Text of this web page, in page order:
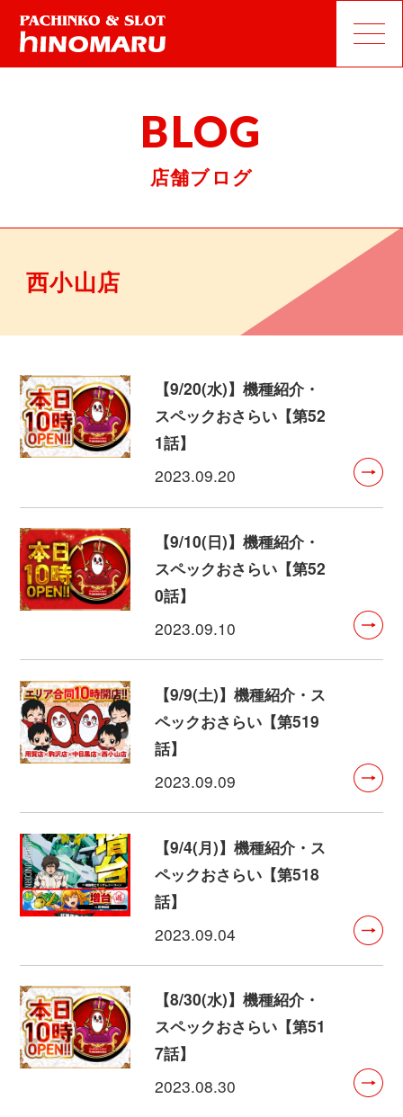
BLOG
店舗ブログ
西小山店
【9/20(水)】機種紹介・
スペックおさらい【第52
1話】
2023.09.20
【9/10(日)】機種紹介・
スペックおさらい【第52
0話】
2023.09.10
【9/9(土)】機種紹介・ス
ペックおさらい【第519
話】
2023.09.09
【9/4(月)】機種紹介・ス
ペックおさらい【第518
話】
2023.09.04
【8/30(水)】機種紹介・
スペックおさらい【第51
7話】
2023.08.30